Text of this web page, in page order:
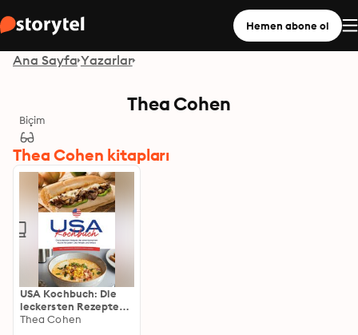
Hemen abone ol
Ana Sayfa Yazarlar
Thea Cohen
Biçim
Thea Cohen kitapları
USA Kochbuch: Die
leckersten Rezepte
der amerikanischen
Thea Cohen